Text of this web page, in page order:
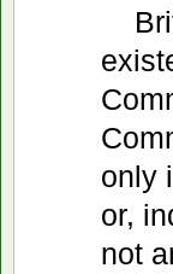
only
or,
not